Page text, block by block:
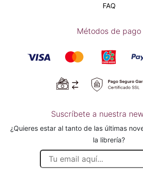
FAQ
Métodos de pago
Suscríbete a nuestra
¿Quieres estar al tanto de las últimas
la librería?